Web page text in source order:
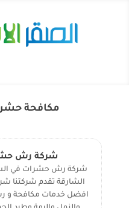
مكافحة
شركة رش
شركة رش حشرات في
الشارقة تقدم شركتنا
افضل خدمات مكافحة و